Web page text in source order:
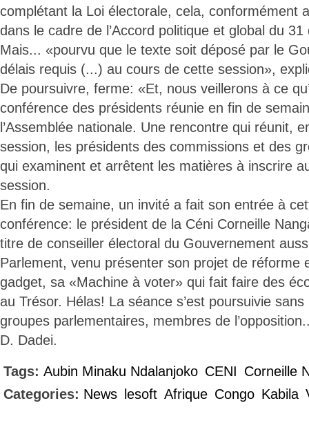
complétant la Loi électorale, cela, conformément
dans le cadre de l’Accord politique et global du
Mais... «pourvu que le texte soit déposé par le
délais requis (...) au cours de cette session»,
De poursuivre, ferme: «Et, nous veillerons à ce
conférence des présidents réunie en fin de
l’Assemblée nationale. Une rencontre qui réunit,
session, les présidents des commissions et des
qui examinent et arrêtent les matières à inscrire
session.
En fin de semaine, un invité a fait son entrée à
conférence: le président de la Céni Corneille
titre de conseiller électoral du Gouvernement
Parlement, venu présenter son projet de réforme
gadget, sa «Machine à voter» qui fait faire des
au Trésor. Hélas! La séance s’est poursuivie
groupes parlementaires, membres de
D. Dadei.
Tags: Aubin Minaku Ndalanjoko CENI Corneille
Categories: News lesoft Afrique Congo Kabila